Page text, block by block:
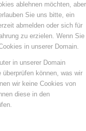
ablehnen möchten, aber
Sie uns bitte, ein
abmelden oder sich für
zu erzielen. Wenn Sie
in unserer Domain.
in unserer Domain
können, was wir
wir keine Cookies von
diese in den